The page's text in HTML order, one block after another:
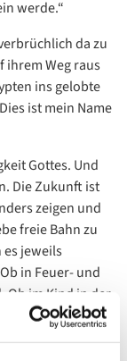
werde.“
da zu
ihrem Weg raus
ins gelobte
ist mein Name
Gottes. Und
Die Zukunft ist
zeigen und
freie Bahn zu
es jeweils
in Feuer- und
Ob im Kind in der
hinein. Nomen